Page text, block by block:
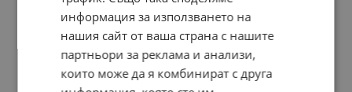
информация за използването на
нашия сайт от ваша страна с нашите
партньори за реклама и анализи,
които може да я комбинират с друга